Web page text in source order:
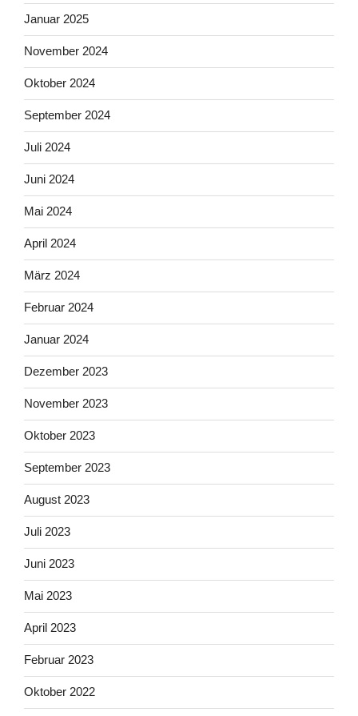
Januar 2025
November 2024
Oktober 2024
September 2024
Juli 2024
Juni 2024
Mai 2024
April 2024
März 2024
Februar 2024
Januar 2024
Dezember 2023
November 2023
Oktober 2023
September 2023
August 2023
Juli 2023
Juni 2023
Mai 2023
April 2023
Februar 2023
Oktober 2022